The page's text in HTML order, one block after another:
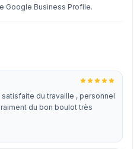
Google Business Profile.
du travaille , personnel
du bon boulot très